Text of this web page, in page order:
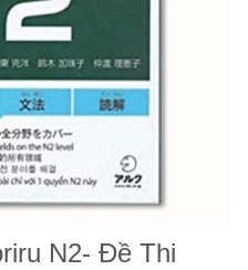
N2- Đề Thi